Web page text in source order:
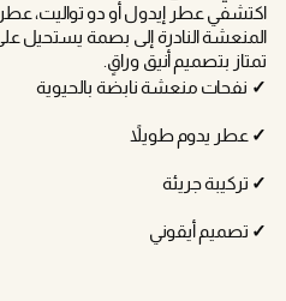
اكتشفي عطر إيدول أو دو تواليت،
المنعشة النادرة إلى بصمة يستحيل
تمتاز بتصميم أنيق وراقٍ.
✓ نفحات منعشة نابضة بالحيوية
✓ عطر يدوم طويلاً
✓ تركيبة جريئة
✓ تصميم أيقوني